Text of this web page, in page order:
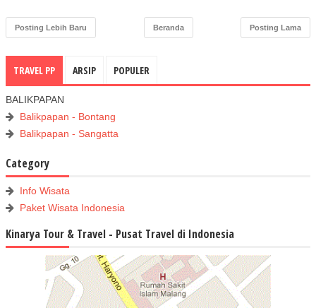
Posting Lebih Baru Posting Lama
Beranda
TRAVEL PP ARSIP POPULER
BALIKPAPAN
Balikpapan - Bontang
Balikpapan - Sangatta
Category
Info Wisata
Paket Wisata Indonesia
Kinarya Tour & Travel - Pusat Travel di Indonesia